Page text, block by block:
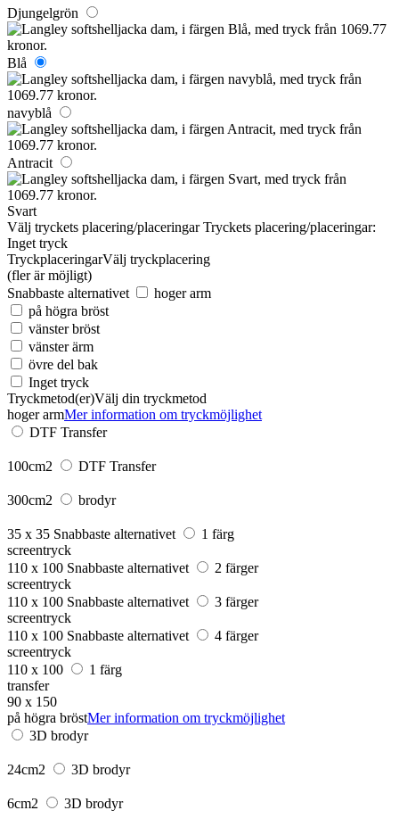
Djungelgrön
Blå
navyblå
Antracit
Svart
Välj tryckets placering/placeringar Tryckets placering/placeringar:
Inget tryck
TryckplaceringarVälj tryckplacering
(fler är möjligt)
Snabbaste alternativet
hoger arm
på högra bröst
vänster bröst
vänster ärm
övre del bak
Inget tryck
Tryckmetod(er)Välj din tryckmetod
hoger armMer information om tryckmöjlighet
DTF Transfer
100cm2 DTF Transfer
300cm2 brodyr
35 x 35 Snabbaste alternativet
1 färg
screentryck
110 x 100 Snabbaste alternativet
2 färger
screentryck
110 x 100 Snabbaste alternativet
3 färger
screentryck
110 x 100 Snabbaste alternativet
4 färger
screentryck
110 x 100
1 färg
transfer
90 x 150
på högra bröstMer information om tryckmöjlighet
3D brodyr
24cm2 3D brodyr
6cm2 3D brodyr